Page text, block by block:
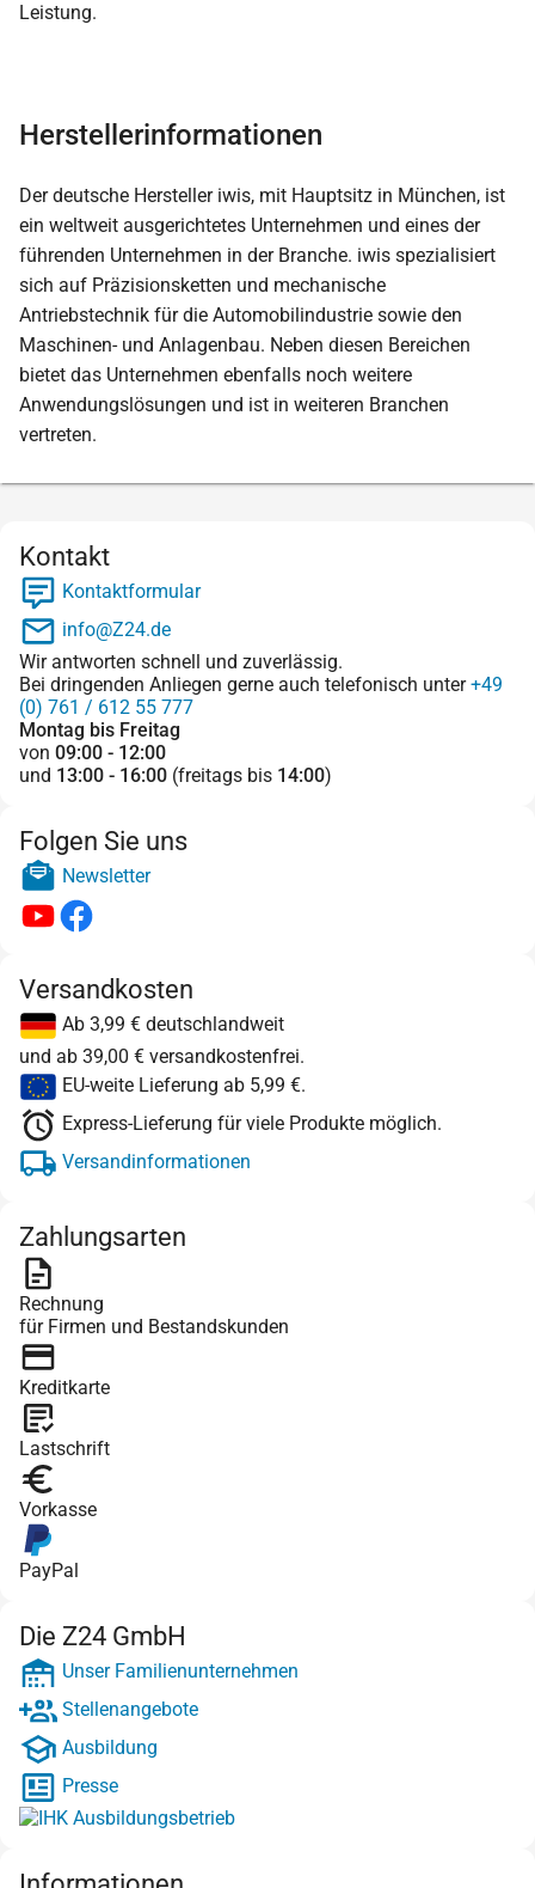
Leistung.
Herstellerinformationen
Der deutsche Hersteller iwis, mit Hauptsitz in München, ist
ein weltweit ausgerichtetes Unternehmen und eines der
führenden Unternehmen in der Branche. iwis spezialisiert
sich auf Präzisionsketten und mechanische
Antriebstechnik für die Automobilindustrie sowie den
Maschinen- und Anlagenbau. Neben diesen Bereichen
bietet das Unternehmen ebenfalls noch weitere
Anwendungslösungen und ist in weiteren Branchen
vertreten.
Kontakt
Kontaktformular
info@Z24.de
Wir antworten schnell und zuverlässig.
Bei dringenden Anliegen gerne auch telefonisch unter+49
(0) 761 / 612 55 777
Montag bis Freitag
von 09:00 - 12:00
und 13:00 - 16:00 (freitags bis 14:00)
Folgen Sie uns
Newsletter
Versandkosten
Ab 3,99 € deutschlandweit
und ab 39,00 € versandkostenfrei.
EU-weite Lieferung ab 5,99 €.
Express-Lieferung für viele Produkte möglich.
Versandinformationen
Zahlungsarten
Rechnung
für Firmen und Bestandskunden
Kreditkarte
Lastschrift
Vorkasse
PayPal
Die Z24 GmbH
Unser Familienunternehmen
Stellenangebote
Ausbildung
Presse